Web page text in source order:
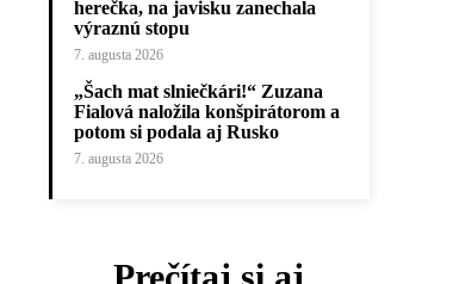
herečka, na javisku zanechala
výraznú stopu
7. augusta 2026
„Šach mat slniečkári!“ Zuzana
Fialová naložila konšpirátorom a
potom si podala aj Rusko
7. augusta 2026